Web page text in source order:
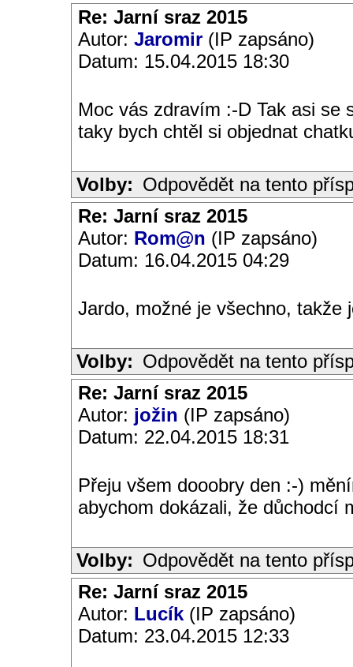
Re: Jarní sraz 2015
Autor: Jaromir (IP zapsáno)
Datum: 15.04.2015 18:30
Moc vás zdravím :-D Tak asi se
taky bych chtěl si objednat
Volby: Odpovědět na tento
Re: Jarní sraz 2015
Autor: Rom@n (IP zapsáno)
Datum: 16.04.2015 04:29
Jardo, možné je všechno, takže
Volby: Odpovědět na tento
Re: Jarní sraz 2015
Autor: jožin (IP zapsáno)
Datum: 22.04.2015 18:31
Přeju všem dooobry den :-)
abychom dokázali, že důchodcí
Volby: Odpovědět na tento
Re: Jarní sraz 2015
Autor: Lucík (IP zapsáno)
Datum: 23.04.2015 12:33